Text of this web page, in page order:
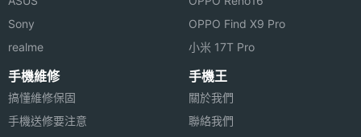
◎ 內建陀螺儀、加速感應、數位指南針、接近傳感
器、光傳感器
◎ 500 萬畫素相機
◎ VGA 視訊鏡頭相機
◎ 支援 NFC 近場通訊技術
相機規格
主相機
畫素
Sony
realme
OPPO Find X9 Pro
小米 17T Pro
手機維修
搞懂維修保固
手機送修要注意
手機王
關於我們
聯絡我們